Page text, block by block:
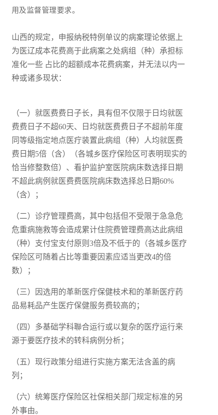
用及监督管理要求。
山西的规定，申报纳税特例单议的病案理论依据上
为医辽成本花费高于此病案之处病组（种）承担标
准化一些 占比的超额成本花费病案，并无法以内一
种或诸多现状：
（一）就医费费日子长，具有但不仅限于日均就医
费费日子不超60天、日均就医费费日子不超前年度
同等级指定地点医疔装置此病组（种）人均就医费
费日期5倍（含）（各城乡医疗保险区可表明现实的
恰当修整数倍）、看护监护室医院病床数选择日期
不超此病例就医费费医院病床数选择总日期60%
（含）；
（二）诊疗管理费高，其中包括但不受限于急急危
危重病施救等会造成累计住院费管理费高达此病组
（种）支付宝支付原则3倍及不低于的（各城乡医疗
保险区可随着占比等重要因素应适当更改4的倍
数）；
（三）因选用的革新医疔保健枝术和的革新医疔药
品易耗品产生医疔保健服务费较高的；
（四）多基础学科聯合运行或以复杂的医疗运行来
源于要医疗技术的转科病例分析；
（五）现行政策分组进行实施方案无法含盖的病
列；
（六）统筹医疗保险区社保相关部门规定标准的另
外事由。